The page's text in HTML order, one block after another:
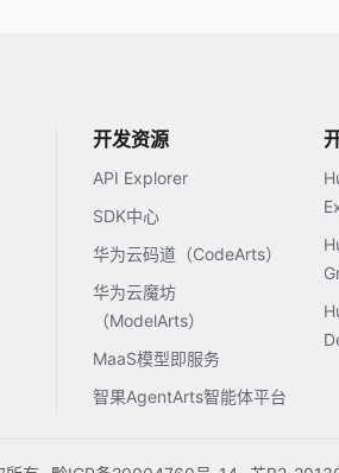
开发资源
API Explorer
SDK中心
华为云码道（CodeArts）
华为云魔坊
（ModelArts）
MaaS模型即服务
智果AgentArts智能体平台